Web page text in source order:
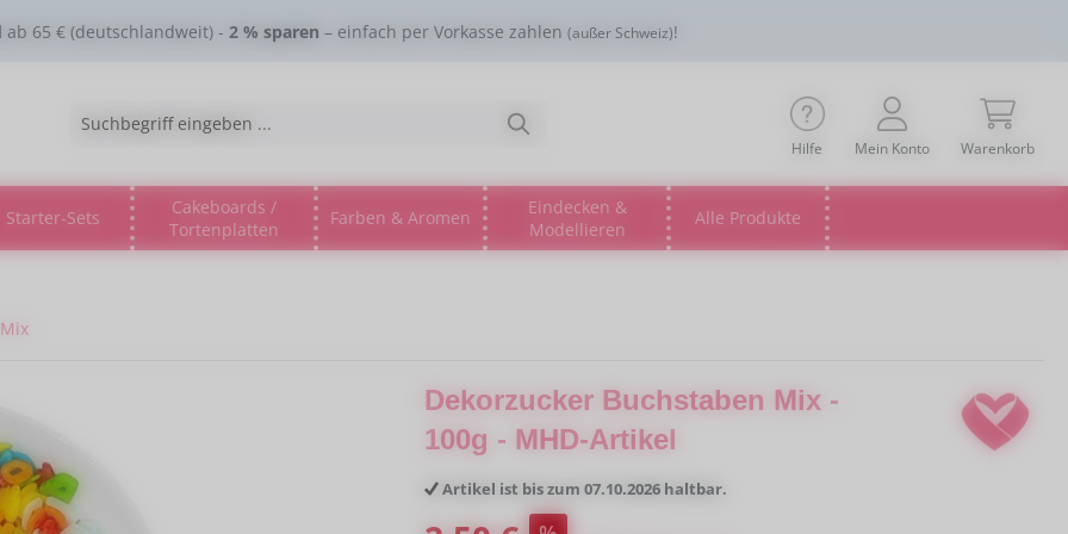
ab 65 € (deutschlandweit) - 2 % sparen – einfach per Vorkasse zahlen (außer Schweiz)!
Hilfe Mein Konto Warenkorb
% Sale %
Dropdown der Kategorie Lebensmitteltinte
oder Schließe das Dropdown der Kategorie Esspapier
Starter-Sets
Cakeboards /
Tortenplatten
Farben & Aromen
Eindecken &
Modellieren
Öffne oder Schließe das Dropdown der
Alle Produkte
Öffne oder Schließe das
Dekorzucker Buchstaben Mix -
100g - MHD-Artikel
Artikel ist bis zum 07.10.2026 haltbar.
Verkaufspreis: